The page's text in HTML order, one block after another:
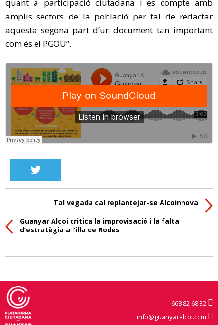
quant a participació ciutadana i es compte amb
amplis sectors de la població per tal de redactar
aquesta segona part d’un document tan important
com és el PGOU”.
Tal vegada cal replantejar-se Alcoinnova
Guanyar Alcoi critica la improvisació i la falta
d’estratègia a l’illa de Rodes
668 82 68 32
info@guanyaralcoi.com